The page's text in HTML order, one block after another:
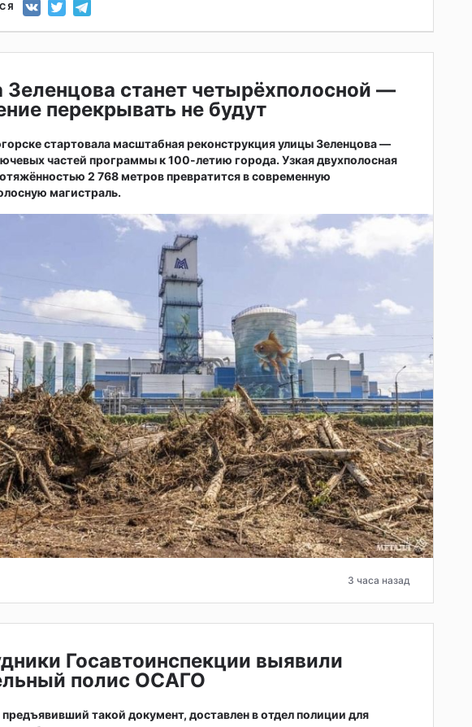
Зеленцова станет четырёхполосной —
перекрывать не будут
стартовала масштабная реконструкция улицы Зеленцова —
частей программы к 100-летию города. Узкая двухполосная
2 768 метров превратится в современную
магистраль.
3 часа назад
Госавтоинспекции выявили
полис ОСАГО
такой документ, доставлен в отдел полиции для